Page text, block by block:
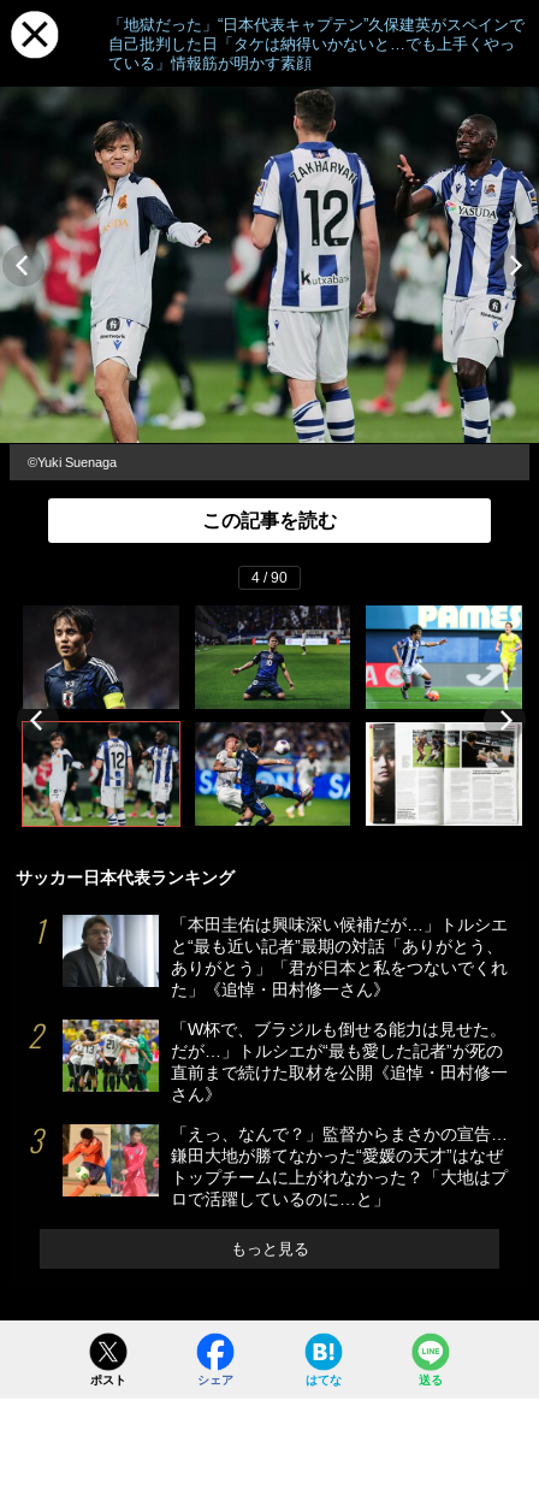
「地獄だった」“日本代表キャプテン”久保建英がスペインで
自己批判した日「タケは納得いかないと…でも上手くやっ
ている」情報筋が明かす素顔
©Yuki Suenaga
この記事を読む
4 / 90
サッカー日本代表ランキング
「本田圭佑は興味深い候補だが…」トルシエ
と“最も近い記者”最期の対話「ありがとう、
ありがとう」「君が日本と私をつないでくれ
た」《追悼・田村修一さん》
「W杯で、ブラジルも倒せる能力は見せた。
だが…」トルシエが“最も愛した記者”が死の
直前まで続けた取材を公開《追悼・田村修一
さん》
「えっ、なんで？」監督からまさかの宣告…
鎌田大地が勝てなかった“愛媛の天才”はなぜ
トップチームに上がれなかった？「大地はプ
ロで活躍しているのに…と」
もっと見る
ポスト シェア はてな 送る